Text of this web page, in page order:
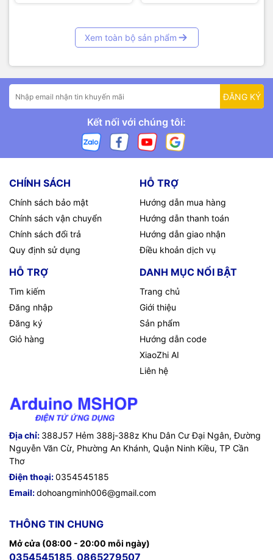
Xem toàn bộ sản phẩm
ĐĂNG KÝ
Kết nối với chúng tôi:
CHÍNH SÁCH
Chính sách bảo mật
Chính sách vận chuyển
Chính sách đổi trả
Quy định sử dụng
HỖ TRỢ
Hướng dẫn mua hàng
Hướng dẫn thanh toán
Hướng dẫn giao nhận
Điều khoản dịch vụ
HỖ TRỢ
Tìm kiếm
Đăng nhập
Đăng ký
Giỏ hàng
DANH MỤC NỔI BẬT
Trang chủ
Giới thiệu
Sản phẩm
Hướng dẫn code
XiaoZhi AI
Liên hệ
Địa chỉ: 388J57 Hẻm 388j-388z Khu Dân Cư Đại Ngân, Đường
Nguyễn Văn Cừ, Phường An Khánh, Quận Ninh Kiều, TP Cần
Thơ
Điện thoại:0354545185
Email:dohoangminh006@gmail.com
THÔNG TIN CHUNG
Mở cửa (08:00 - 20:00 mỗi ngày)
0354545185, 0865279507